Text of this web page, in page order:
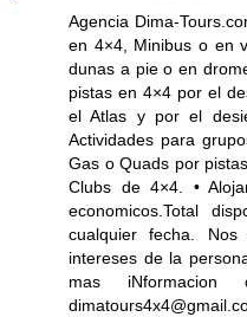
Agencia Dima-
en 4×4, Minibus o en
dunas a pie o en
pistas en 4×4 por el
el Atlas y por el
Actividades para
Gas o Quads por
Clubs de 4×4. •
economicos.Total
cualquier fecha.
intereses de la
mas